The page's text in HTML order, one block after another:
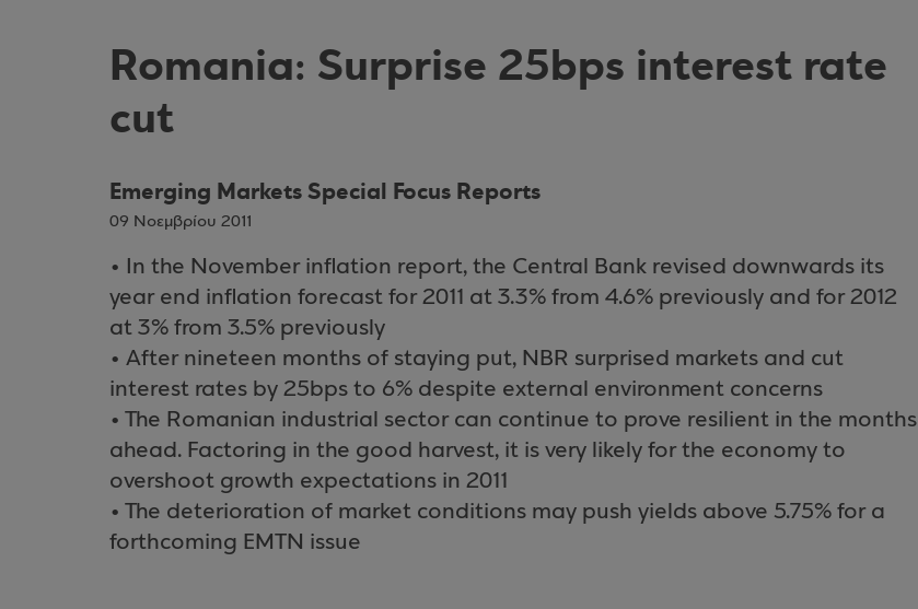
Romania: Surprise 25bps interest rate
cut
Emerging Markets Special Focus Reports
09 Νοεμβρίου 2011
• In the November inflation report, the Central Bank revised downwards its
year end inflation forecast for 2011 at 3.3% from 4.6% previously and for 2012
at 3% from 3.5% previously
• After nineteen months of staying put, NBR surprised markets and cut
interest rates by 25bps to 6% despite external environment concerns
• The Romanian industrial sector can continue to prove resilient in the months
ahead. Factoring in the good harvest, it is very likely for the economy to
overshoot growth expectations in 2011
• The deterioration of market conditions may push yields above 5.75% for a
forthcoming EMTN issue